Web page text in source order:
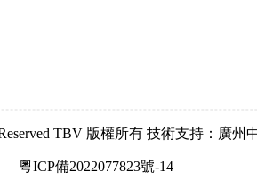
TBV 版權所有 技術支持：廣州
粵ICP備2022077823號-14